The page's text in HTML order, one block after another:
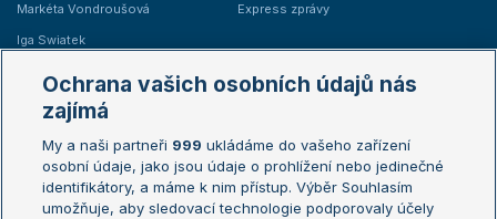
Markéta Vondroušová
Iga Swiatek
Express zprávy
Žebříčky
Žebříček ATP (muži)
Žebříček WTA (ženy)
Sázkařský žebříček
Australian Open
French Open
Wimbledon
Ochrana vašich osobních údajů nás
zajímá
My a naši partneři 999 ukládáme do vašeho zařízení
osobní údaje, jako jsou údaje o prohlížení nebo jedinečné
identifikátory, a máme k nim přístup. Výběr Souhlasím
umožňuje, aby sledovací technologie podporovaly účely